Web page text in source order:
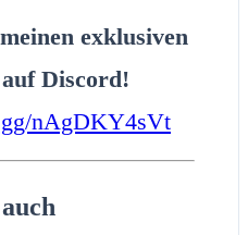
exklusiven
Discord!
nAgDKY4sVt